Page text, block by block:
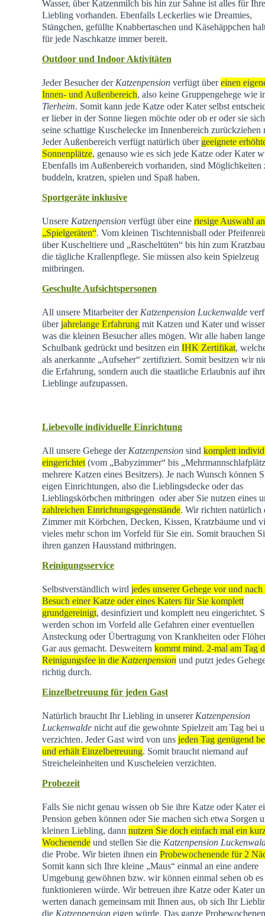
Wasser, über Katzenmilch bis hin zur Sahne ist alles für
Liebling vorhanden. Ebenfalls Leckerlies wie Dreamies,
Stängchen, gefüllte Knabbertaschen und Käsehäppchen
für jede Naschkatze immer bereit.
Outdoor und Indoor Aktivitäten
Jeder Besucher der Katzenpensionverfügt übereinen
Innen- und Außenbereich, also keine Gruppengehege wie
Tierheim. Somit kann jede Katze oder Kater selbst
er lieber in der Sonne liegen möchte oder ob er oder sie
seine schattige Kuschelecke im Innenbereich zurückziehen
Jeder Außenbereich verfügt natürlich über geeignete
Sonnenplätze, genauso wie es sich jede Katze oder Kater
Ebenfalls im Außenbereich vorhanden, sind Möglichkeiten
buddeln, kratzen, spielen und Spaß haben.
Sportgeräte inklusive
Unsere Katzenpensionverfügt über eine riesige Auswahl an
„Spielgeräten“. Vom kleinen Tischtennisball oder
über Kuscheltiere und „Rascheltüten“ bis hin zum
die tägliche Krallenpflege. Sie müssen also kein Spielzeug
mitbringen.
Geschulte Aufsichtspersonen
All unsere Mitarbeiter der Katzenpension Luckenwalde
überjahrelange Erfahrungmit Katzen und Kater und
was die kleinen Besucher alles mögen. Wir alle haben
Schulbank gedrückt und besitzen ein IHK Zertifikat,
als anerkannte „Aufseher“ zertifiziert. Somit besitzen wir
die Erfahrung, sondern auch die staatliche Erlaubnis auf
Lieblinge aufzupassen.
Liebevolle individuelle Einrichtung
All unsere Gehege der Katzenpensionsind komplett
eingerichtet(vom „Babyzimmer“ bis
mehrere Katzen eines Besitzers). Je nach Wunsch können
eigen Einrichtungen, also die Lieblingsdecke oder das
Lieblingskörbchen mitbringen oder aber Sie nutzen eines
zahlreichen Einrichtungsgegenstände. Wir richten natürlich
Zimmer mit Körbchen, Decken, Kissen, Kratzbäume und
vieles mehr schon im Vorfeld für Sie ein. Somit brauchen
ihren ganzen Hausstand mitbringen.
Reinigungsservice
Selbstverständlich wird jedes unserer Gehege vor und nach
Besuch einer Katze oder eines Katers für Sie komplett
grundgereinigt, desinfiziert und komplett neu eingerichtet.
werden schon im Vorfeld alle Gefahren einer eventuellen
Ansteckung oder Übertragung von Krankheiten oder
Gar aus gemacht. Desweitern kommt mind. 2-mal am Tag
Reinigungsfee in die Katzenpensionund putzt jedes
richtig durch.
Einzelbetreuung für jeden Gast
Natürlich braucht Ihr Liebling in unserer Katzenpension
Luckenwaldenicht auf die gewohnte Spielzeit am Tag bei
verzichten. Jeder Gast wird von uns jeden Tag genügend
und erhält Einzelbetreuung. Somit braucht niemand auf
Streicheleinheiten und Kuscheleien verzichten.
Probezeit
Falls Sie nicht genau wissen ob Sie ihre Katze oder Kater
Pension geben können oder Sie machen sich etwa Sorgen
kleinen Liebling, dann nutzen Sie doch einfach mal ein
Wochenendeund stellen Sie die Katzenpension
die Probe. Wir bieten ihnen ein Probewochenende für 2
Somit kann sich Ihre kleine „Maus“ einmal an eine andere
Umgebung gewöhnen bzw. wir können einmal sehen ob es
funktionieren würde. Wir betreuen ihre Katze oder Kater
werten danach gemeinsam mit Ihnen aus, ob sich Ihr
die Katzenpensioneigen würde. Das ganze